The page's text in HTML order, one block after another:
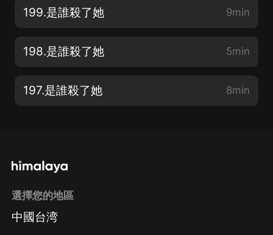
199.是誰殺了她 9min
198.是誰殺了她 5min
197.是誰殺了她 8min
選擇您的地區
中國台湾